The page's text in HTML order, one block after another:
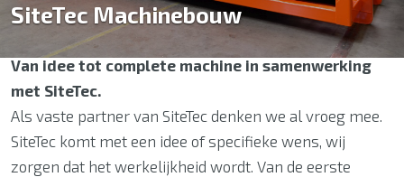
SiteTec Machinebouw
Van idee tot complete machine in samenwerking
met SiteTec.
Als vaste partner van SiteTec denken we al vroeg mee.
SiteTec komt met een idee of specifieke wens, wij
zorgen dat het werkelijkheid wordt. Van de eerste